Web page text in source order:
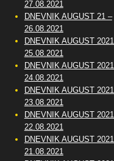
27.08.2021
DNEVNIK AUGUST 21 –
26.08.2021
DNEVNIK AUGUST
25.08.2021
DNEVNIK AUGUST
24.08.2021
DNEVNIK AUGUST
23.08.2021
DNEVNIK AUGUST
22.08.2021
DNEVNIK AUGUST
21.08.2021